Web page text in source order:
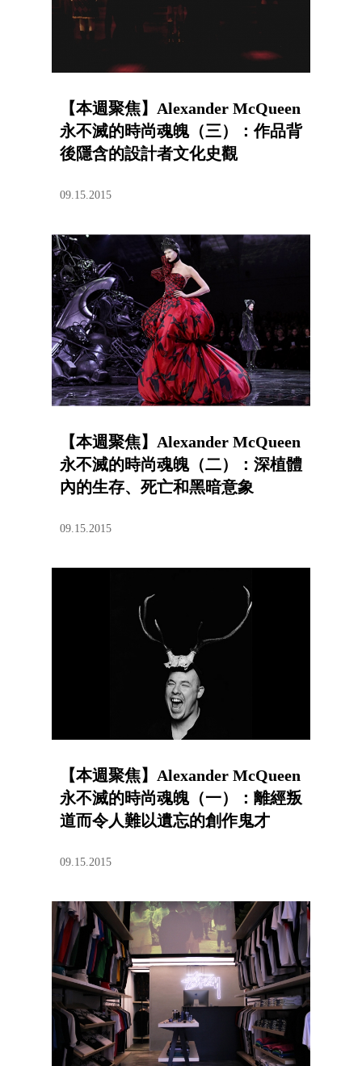
【本週聚焦】Alexander McQueen
永不滅的時尚魂魄（三）：作品背
後隱含的設計者文化史觀
09.15.2015
【本週聚焦】Alexander McQueen
永不滅的時尚魂魄（二）：深植體
內的生存、死亡和黑暗意象
09.15.2015
【本週聚焦】Alexander McQueen
永不滅的時尚魂魄（一）：離經叛
道而令人難以遺忘的創作鬼才
09.15.2015